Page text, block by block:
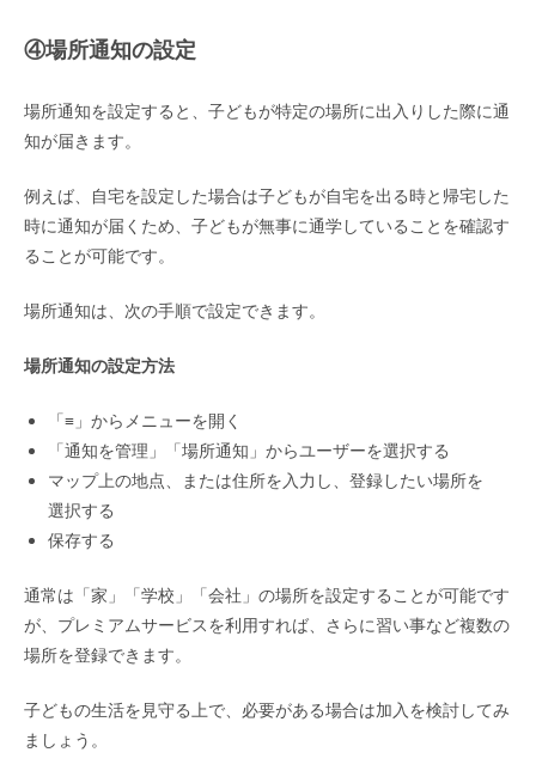
④場所通知の設定
場所通知を設定すると、子どもが特定の場所に出入りした際に通
知が届きます。
例えば、自宅を設定した場合は子どもが自宅を出る時と帰宅した
時に通知が届くため、子どもが無事に通学していることを確認す
ることが可能です。
場所通知は、次の手順で設定できます。
場所通知の設定方法
「≡」からメニューを開く
「通知を管理」「場所通知」からユーザーを選択する
マップ上の地点、または住所を入力し、登録したい場所を
選択する
保存する
通常は「家」「学校」「会社」の場所を設定することが可能です
が、プレミアムサービスを利用すれば、さらに習い事など複数の
場所を登録できます。
子どもの生活を見守る上で、必要がある場合は加入を検討してみ
ましょう。